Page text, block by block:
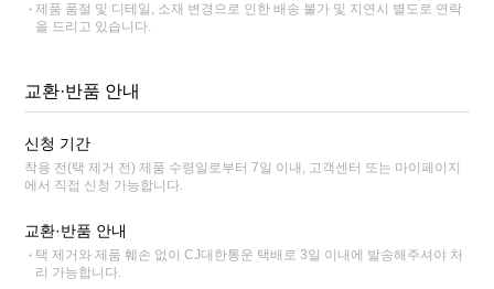
제품 품절 및 디테일, 소재 변경으로 인한 배송 불가 및 지연시 별도로 연락
을 드리고 있습니다.
교환·반품 안내
신청 기간
착용 전(택 제거 전) 제품 수령일로부터 7일 이내, 고객센터 또는 마이페이지
에서 직접 신청 가능합니다.
교환·반품 안내
택 제거와 제품 훼손 없이 CJ대한통운 택배로 3일 이내에 발송해주셔야 처
리 가능합니다.